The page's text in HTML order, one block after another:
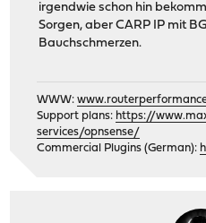
irgendwie schon hin
Sorgen, aber CARP IP mit
Bauchschmerzen.
WWW:
Support plans: https://
services/opnsense/
Commercial Plugins (German):